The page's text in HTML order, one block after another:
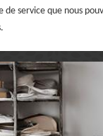
service que nous